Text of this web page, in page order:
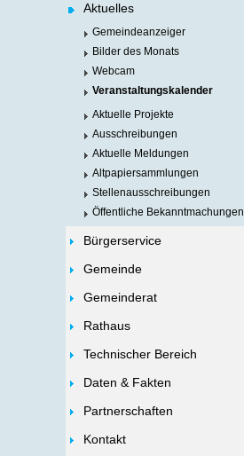
Aktuelles
Gemeindeanzeiger
Bilder des Monats
Webcam
Veranstaltungskalender
Aktuelle Projekte
Ausschreibungen
Aktuelle Meldungen
Altpapiersammlungen
Stellenausschreibungen
Öffentliche Bekanntmachungen
Bürgerservice
Gemeinde
Gemeinderat
Rathaus
Technischer Bereich
Daten & Fakten
Partnerschaften
Kontakt